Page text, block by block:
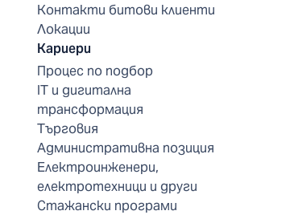
Контакти битови клиенти
Локации
Кариери
Процес по подбор
IT и дигитална
трансформация
Търговия
Административна позиция
Електроинженери,
електротехници и други
Стажански програми